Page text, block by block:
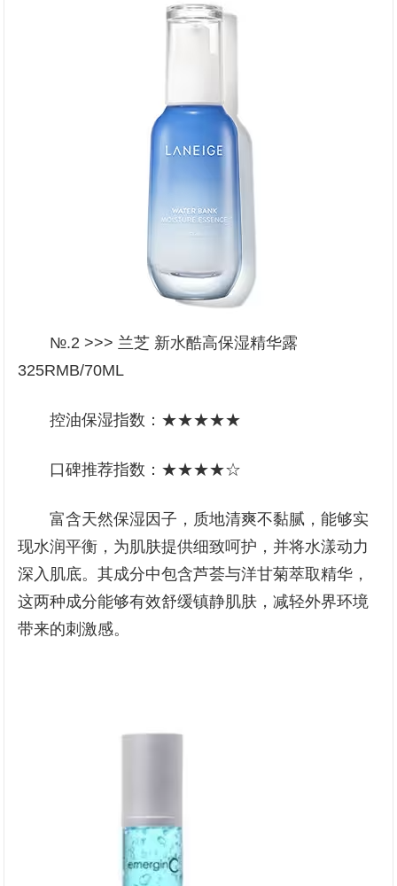
№.2 >>> 兰芝 新水酷高保湿精华露
325RMB/70ML
控油保湿指数：★★★★★
口碑推荐指数：★★★★☆
富含天然保湿因子，质地清爽不黏腻，能够实
现水润平衡，为肌肤提供细致呵护，并将水漾动力
深入肌底。其成分中包含芦荟与洋甘菊萃取精华，
这两种成分能够有效舒缓镇静肌肤，减轻外界环境
带来的刺激感。